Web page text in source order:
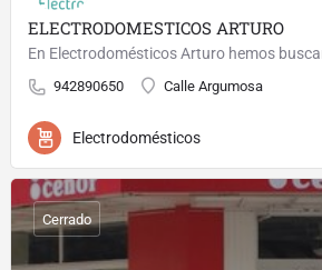
ELECTRODOMESTICOS ARTURO
942890650 Calle Argumosa
Electrodomésticos
Cerrado